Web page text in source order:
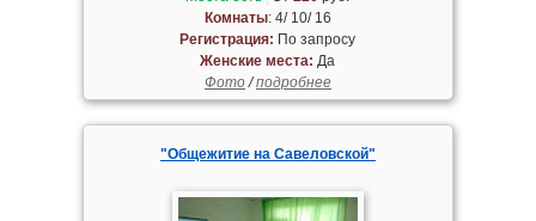
Комнаты: 4/ 10/ 16
Регистрация: По запросу
Женские места: Да
Фото/подробнее
"Общежитие на Савеловской"